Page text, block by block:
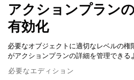
アクションプラン
有効化
必要なオブジェクトに適切なレベルの権
がアクションプランの詳細を管理できる
必要なエディション